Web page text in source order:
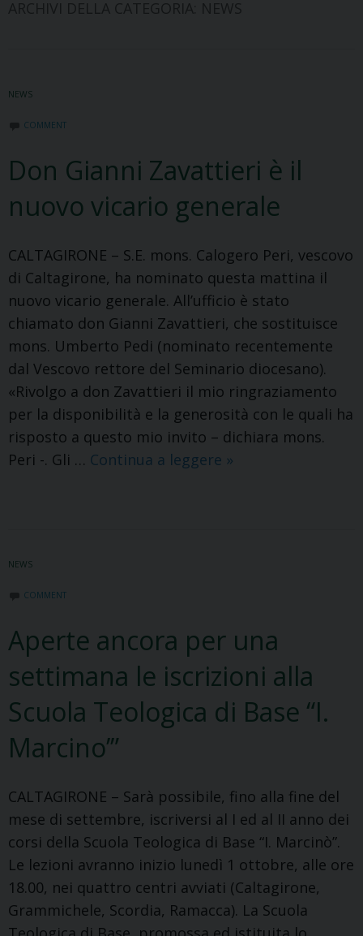
NEWS
COMMENT
Don Gianni Zavattieri è il
nuovo vicario generale
CALTAGIRONE – S.E. mons. Calogero Peri, vescovo
di Caltagirone, ha nominato questa mattina il
nuovo vicario generale. All’ufficio è stato
chiamato don Gianni Zavattieri, che sostituisce
mons. Umberto Pedi (nominato recentemente
dal Vescovo rettore del Seminario diocesano).
«Rivolgo a don Zavattieri il mio ringraziamento
per la disponibilità e la generosità con le quali ha
risposto a questo mio invito – dichiara mons.
Peri -. Gli … Continua a leggere Don
»
NEWS
COMMENT
Aperte ancora per una
settimana le iscrizioni alla
Scuola Teologica di Base “I.
Marcino’”
CALTAGIRONE – Sarà possibile, fino alla fine del
mese di settembre, iscriversi al I ed al II anno dei
corsi della Scuola Teologica di Base “I. Marcinò”.
Le lezioni avranno inizio lunedì 1 ottobre, alle ore
18.00, nei quattro centri avviati (Caltagirone,
Grammichele, Scordia, Ramacca). La Scuola